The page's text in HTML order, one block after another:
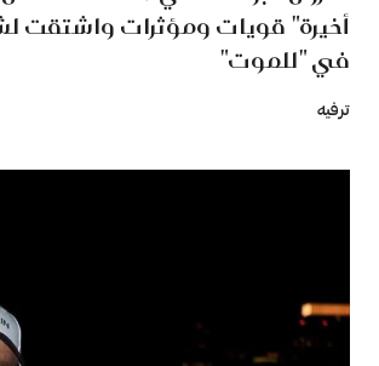
أخيرة" قويات ومؤثرات واشتقت
في "للموت"
ترفيه